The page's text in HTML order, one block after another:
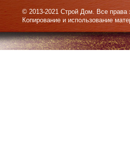
© 2013-2021 Строй Дом. Все права
Копирование и использование